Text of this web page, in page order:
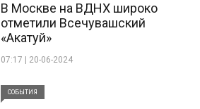
В Москве на ВДНХ широко
отметили Всечувашский
«Акатуй»
07:17 | 20-06-2024
СОБЫТИЯ